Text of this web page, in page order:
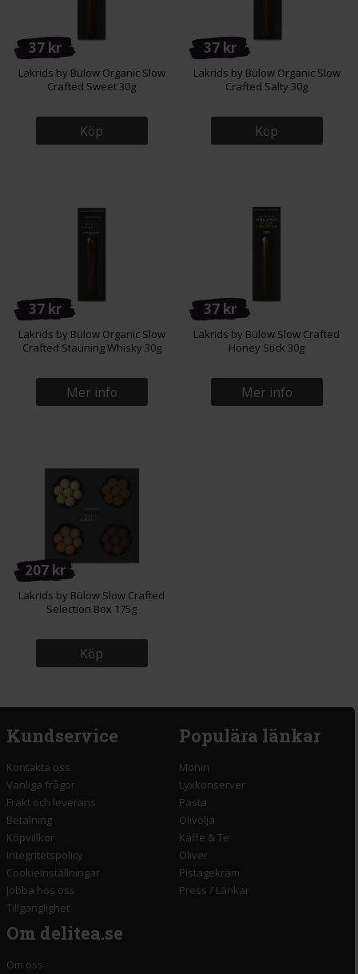
37 kr
Lakrids by Bülow Organic Slow
Crafted Sweet 30g
Köp
37 kr
Lakrids by Bülow Organic Slow
Crafted Salty 30g
Köp
37 kr
Lakrids by Bülow Organic Slow
Crafted Stauning Whisky 30g
Mer info
37 kr
Lakrids by Bülow Slow Crafted
Honey Stick 30g
Mer info
207 kr
Lakrids by Bülow Slow Crafted
Selection Box 175g
Köp
Kundservice
Kontakta oss
Vanliga frågor
Frakt och leverans
Betalning
Köpvillkor
Integritetspolicy
Cookieinställningar
Jobba hos oss
Tillgänglighet
Populära länkar
Monin
Lyxkonserver
Pasta
Olivolja
Kaffe & Te
Oliver
Pistagekräm
Press / Länkar
Om delitea.se
Om oss